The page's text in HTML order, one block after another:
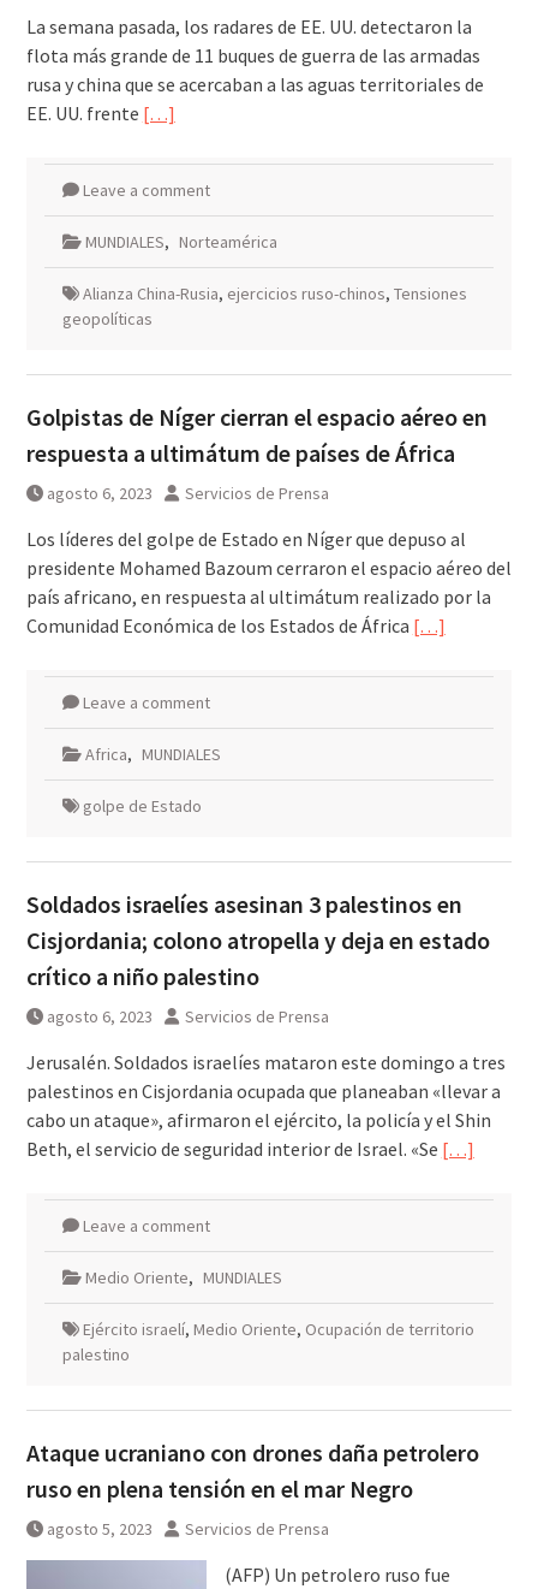
La semana pasada, los radares de EE. UU. detectaron la
flota más grande de 11 buques de guerra de las armadas
rusa y china que se acercaban a las aguas territoriales de
EE. UU. frente […]
Leave a comment
MUNDIALES, Norteamérica
Alianza China-Rusia, ejercicios ruso-chinos, Tensiones
geopolíticas
Golpistas de Níger cierran el espacio aéreo en
respuesta a ultimátum de países de África
agosto 6, 2023 Servicios de Prensa
Los líderes del golpe de Estado en Níger que depuso al
presidente Mohamed Bazoum cerraron el espacio aéreo del
país africano, en respuesta al ultimátum realizado por la
Comunidad Económica de los Estados de África […]
Leave a comment
Africa, MUNDIALES
golpe de Estado
Soldados israelíes asesinan 3 palestinos en
Cisjordania; colono atropella y deja en estado
crítico a niño palestino
agosto 6, 2023 Servicios de Prensa
Jerusalén. Soldados israelíes mataron este domingo a tres
palestinos en Cisjordania ocupada que planeaban «llevar a
cabo un ataque», afirmaron el ejército, la policía y el Shin
Beth, el servicio de seguridad interior de Israel. «Se […]
Leave a comment
Medio Oriente, MUNDIALES
Ejército israelí, Medio Oriente, Ocupación de territorio
palestino
Ataque ucraniano con drones daña petrolero
ruso en plena tensión en el mar Negro
agosto 5, 2023 Servicios de Prensa
(AFP) Un petrolero ruso fue